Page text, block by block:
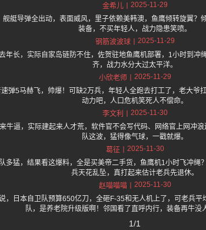
金希儿
2025-11-29
艇导弹全出动，表面威风，里子依赖美韩澳，鱼鹰倾转旋翼？
装备，不买年轻人，战力隐患笑喷。
钢筋波波球
2025-11-29
年长，实际自家岛链防不住，佐贺驻地鱼鹰机部署，1小时到冲
齐，战力水分大过太平洋。
小欣老师
2025-11-29
弹5马赫飞，帅爆！可缺2万兵，年轻人全跑去打工了，老大爷
动力吧，人口危机笑死人不偿命。
李文利
2025-11-30
牛逼，实际建起来人才荒，软件官不会写代码、网络官上网冲
队这波，猛得像气球，一戳就爆。
葛征
2025-11-30
多猛，结果看这爆料，全是买美帝二手货，鱼鹰机1小时飞冲绳
兵天花乱坠，真打起来估计老兵先退休。
赵喵喵喵
2025-11-30
，日本自卫队预算650亿刀，全砸F-35和无人机上了，可老兵
队，是养老院升级版啊！邻国看了直呼内行，装备再牛没
1/1